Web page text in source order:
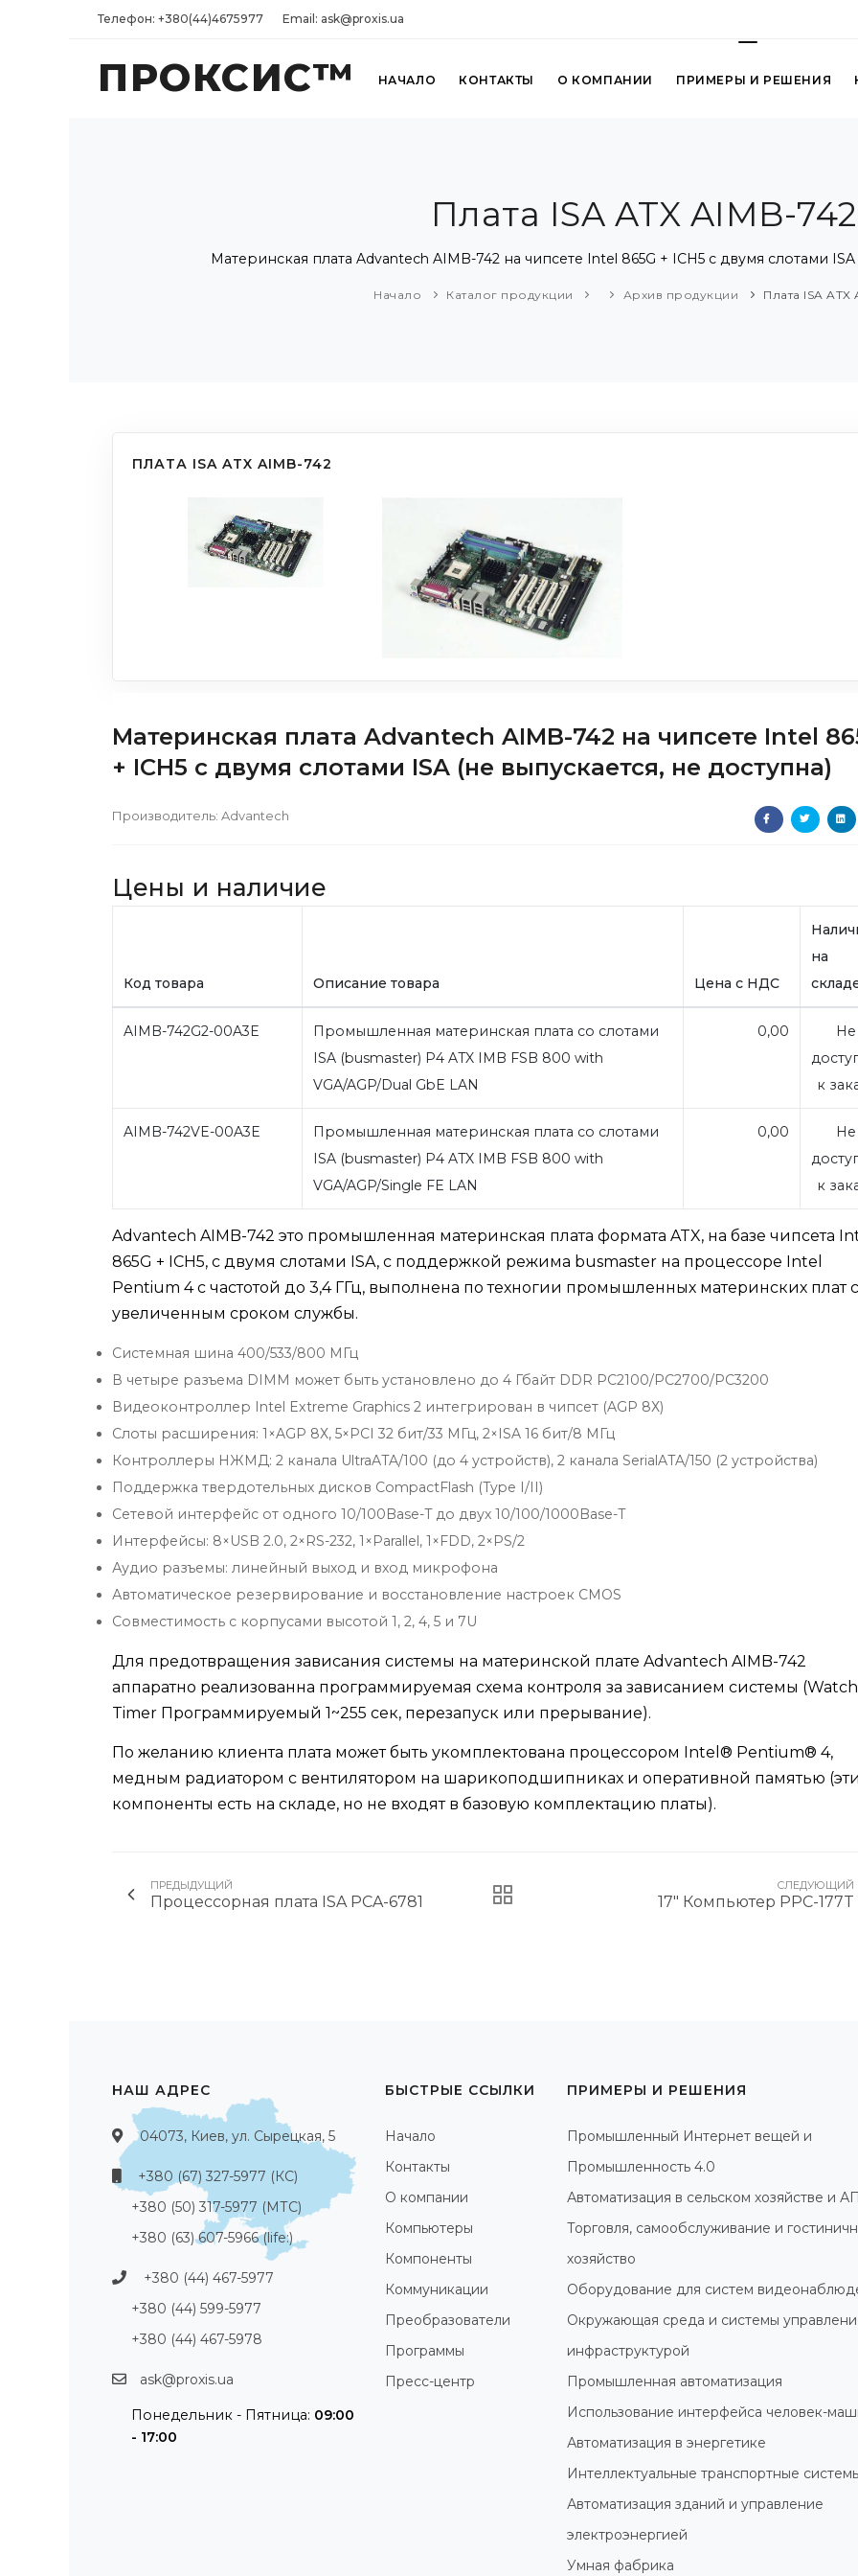
Телефон: +380(44)4675977 Email: ask@proxis.ua
ПРОКСИС™ НАЧАЛО КОНТАКТЫ О КОМПАНИИ ПРИМЕРЫ И РЕШЕНИЯ
Плата ISA ATX AIMB-742
Материнская плата Advantech AIMB-742 на чипсете Intel 865G + ICH5 с двумя слотами
Начало Каталог продукции Архив продукции Плата ISA ATX
ПЛАТА ISA ATX AIMB-742
Материнская плата Advantech AIMB-742 на чипсете Intel
+ ICH5 с двумя слотами ISA (не выпускается, не доступна)
Производитель: Advantech
Цены и наличие
Код товара Описание товара Цена с НДС
на
AIMB-742G2-00A3E
Промышленная материнская плата со слотами
ISA (busmaster) P4 ATX IMB FSB 800 with
VGA/AGP/Dual GbE LAN
0,00
Не
к
AIMB-742VE-00A3E
Промышленная материнская плата со слотами
ISA (busmaster) P4 ATX IMB FSB 800 with
VGA/AGP/Single FE LAN
0,00
Не
к
Advantech AIMB-742 это промышленная материнская плата формата ATX, на базе чипсета
865G + ICH5, с двумя слотами ISA, с поддержкой режима busmaster на процессоре Intel
Pentium 4 с частотой до 3,4 ГГц, выполнена по техногии промышленных материнских плат с
увеличенным сроком службы.
Системная шина 400/533/800 МГц
В четыре разъема DIMM может быть установлено до 4 Гбайт DDR PC2100/PC2700/PC3200
Видеоконтроллер Intel Extreme Graphics 2 интегрирован в чипсет (AGP 8Х)
Слоты расширения: 1×AGP 8Х, 5×PCI 32 бит/33 МГц, 2×ISA 16 бит/8 МГц
Контроллеры НЖМД: 2 канала UltraATA/100 (до 4 устройств), 2 канала SerialATA/150 (2 устройства)
Поддержка твердотельных дисков CompactFlash (Type I/II)
Сетевой интерфейс от одного 10/100Base-T до двух 10/100/1000Base-T
Интерфейсы: 8×USB 2.0, 2×RS-232, 1×Parallel, 1×FDD, 2×PS/2
Аудио разъемы: линейный выход и вход микрофона
Автоматическое резервирование и восстановление настроек CMOS
Совместимость с корпусами высотой 1, 2, 4, 5 и 7U
Для предотвращения зависания системы на материнской плате Advantech AIMB-742
аппаратно реализованна программируемая схема контроля за зависанием системы
Timer Программируемый 1~255 сек, перезапуск или прерывание).
По желанию клиента плата может быть укомплектована процессором Intel® Pentium® 4,
медным радиатором с вентилятором на шарикоподшипниках и оперативной памятью
компоненты есть на складе, но не входят в базовую комплектацию платы).
ПРЕДЫДУЩИЙ
Процессорная плата ISA PCA-6781
СЛЕДУЮЩИЙ
17" Компьютер PPC-177T
НАШ АДРЕС
04073, Киев, ул. Сырецкая, 5
+380 (67) 327-5977 (КС)
+380 (50) 317-5977 (МТС)
+380 (63) 607-5966 (life:)
+380 (44) 467-5977
+380 (44) 599-5977
+380 (44) 467-5978
ask@proxis.ua
Понедельник - Пятница: 09:00
- 17:00
БЫСТРЫЕ ССЫЛКИ
Начало
Контакты
О компании
Компьютеры
Компоненты
Коммуникации
Преобразователи
Программы
Пресс-центр
ПРИМЕРЫ И РЕШЕНИЯ
Промышленный Интернет вещей и
Промышленность 4.0
Автоматизация в сельском хозяйстве и
Торговля, самообслуживание и
хозяйство
Оборудование для систем
Окружающая среда и системы
инфраструктурой
Промышленная автоматизация
Использование интерфейса человек-
Автоматизация в энергетике
Интеллектуальные транспортные
Автоматизация зданий и управление
электроэнергией
Умная фабрика